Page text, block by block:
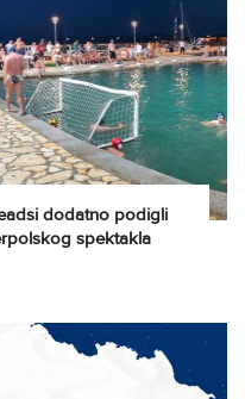
dodatno podigli
spektakla